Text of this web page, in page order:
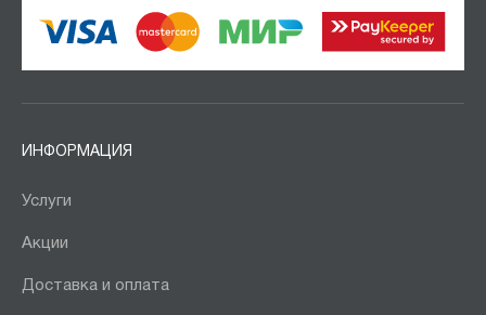
ИНФОРМАЦИЯ
Услуги
Акции
Доставка и оплата